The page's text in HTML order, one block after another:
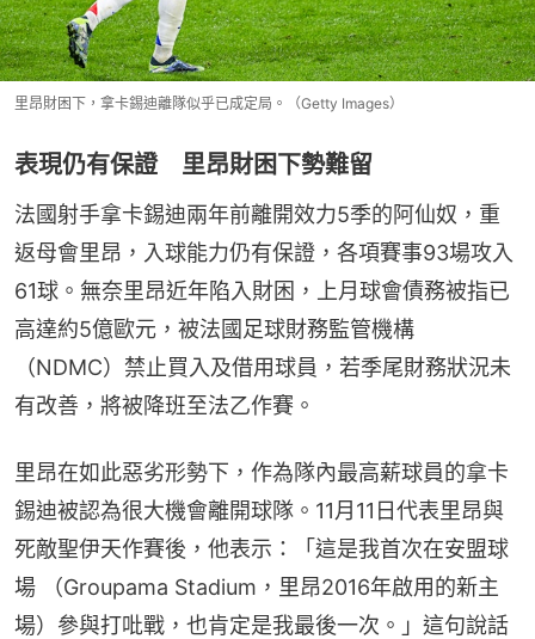
里昂財困下，拿卡錫迪離隊似乎已成定局。（Getty Images）
表現仍有保證 里昂財困下勢難留
法國射手拿卡錫迪兩年前離開效力5季的阿仙奴，重
返母會里昂，入球能力仍有保證，各項賽事93場攻入
61球。無奈里昂近年陷入財困，上月球會債務被指已
高達約5億歐元，被法國足球財務監管機構
（NDMC）禁止買入及借用球員，若季尾財務狀況未
有改善，將被降班至法乙作賽。
里昂在如此惡劣形勢下，作為隊內最高薪球員的拿卡
錫迪被認為很大機會離開球隊。11月11日代表里昂與
死敵聖伊天作賽後，他表示：「這是我首次在安盟球
場 （Groupama Stadium，里昂2016年啟用的新主
場）參與打吡戰，也肯定是我最後一次。」這句說話